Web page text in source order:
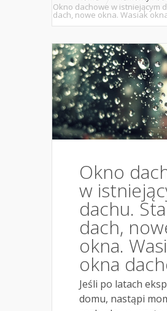
Okno dachowe w istniejącym
dach, nowe okna. Wasiak
Okno
w
dachu.
dach,
okna.
okna
Jeśli po latach
domu, nastąpi